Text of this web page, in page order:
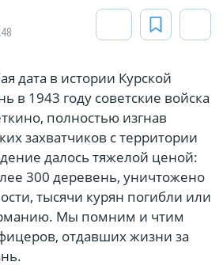
дата в истории Курской
в 1943 году советские войска
полностью изгнав
захватчиков с территории
далось тяжелой ценой:
300 деревень, уничтожено
тысячи курян погибли или
Мы помним и чтим
отдавших жизни за